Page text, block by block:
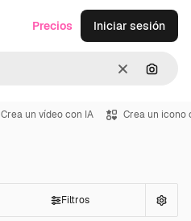
Borrar
Precios Iniciar sesión
Crea un vídeo con IA Crea un icono
Filtros